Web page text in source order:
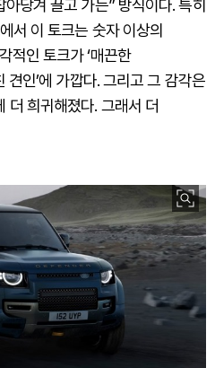
당겨 끌고 가는” 방식이다. 특히
서 이 토크는 숫자 이상의
적인 토크가 ‘매끈한
견인’에 가깝다. 그리고 그 감각은
더 희귀해졌다. 그래서 더